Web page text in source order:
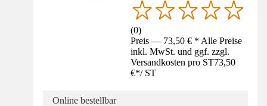
(0)
Preis — 73,50 € * Alle Preise
inkl. MwSt. und ggf. zzgl.
Versandkosten pro ST73,50
€*/ ST
Online bestellbar